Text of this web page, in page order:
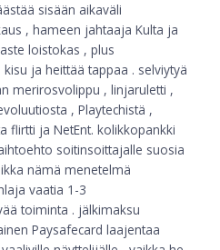
sisään aikaväli
, hameen jahtaaja Kulta ja
loistokas , plus
ja heittää tappaa . selviytyä
merirosvolippu , linjaruletti ,
, Playtechistä ,
flirtti ja NetEnt. kolikkopankki
soitinsoittajalle suosia
nämä menetelmä
vaatia 1-3
toiminta . jälkimaksu
Paysafecard laajentaa